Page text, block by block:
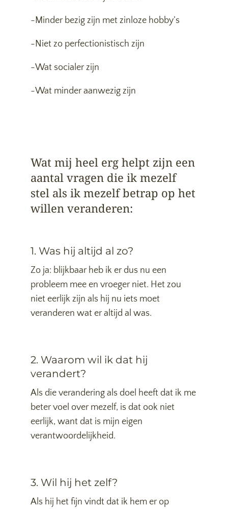
-Minder bezig zijn met zinloze hobby’s
-Niet zo perfectionistisch zijn
-Wat socialer zijn
-Wat minder aanwezig zijn
Wat mij heel erg helpt zijn een
aantal vragen die ik mezelf
stel als ik mezelf betrap op het
willen veranderen:
1. Was hij altijd al zo?
Zo ja: blijkbaar heb ik er dus nu een
probleem mee en vroeger niet. Het zou
niet eerlijk zijn als hij nu iets moet
veranderen wat er altijd al was.
2. Waarom wil ik dat hij
verandert?
Als die verandering als doel heeft dat ik me
beter voel over mezelf, is dat ook niet
eerlijk, want dat is mijn eigen
verantwoordelijkheid.
3. Wil hij het zelf?
Als hij het fijn vindt dat ik hem er op